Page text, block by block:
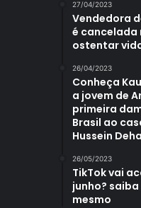
27/04/2023
Vendedora
é cancelada
ostentar
26/04/2023
Conheça
a jovem de
primeira
Brasil ao
Hussein
26/05/2023
TikTok vai
junho?
mesmo